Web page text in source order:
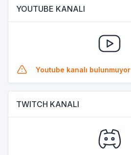
YOUTUBE KANALI
Youtube kanalı bulunmuyor
TWITCH KANALI